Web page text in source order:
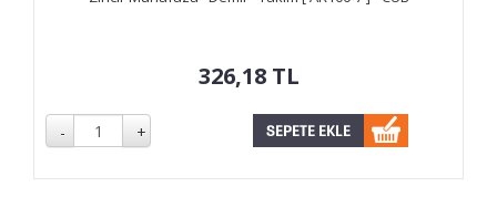
326,18 TL